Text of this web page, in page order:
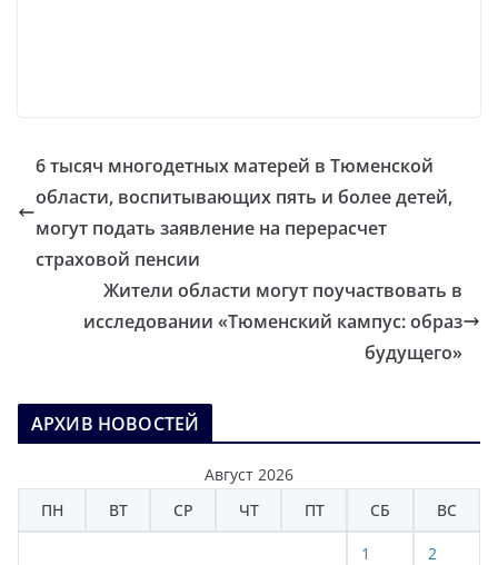
6 тысяч многодетных матерей в Тюменской
области, воспитывающих пять и более детей,
могут подать заявление на перерасчет
страховой пенсии
Жители области могут поучаствовать в
исследовании «Тюменский кампус: образ
будущего»
АРХИВ НОВОСТЕЙ
Август 2026
ПН
ВТ СР ЧТ ПТ СБ ВС
1 2